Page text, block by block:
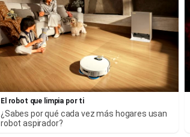
El robot que limpia por ti
¿Sabes por qué cada vez más hogares usan
robot aspirador?